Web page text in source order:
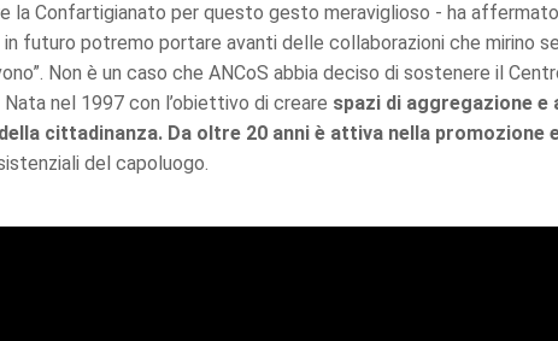
la Confartigianato per questo gesto meraviglioso - ha
in futuro potremo portare avanti delle collaborazioni che mirino
Non è un caso che ANCoS abbia deciso di sostenere il
nel 1997 con l’obiettivo di creare spazi di aggregazione
cittadinanza. Da oltre 20 anni è attiva nella promozione
del capoluogo.